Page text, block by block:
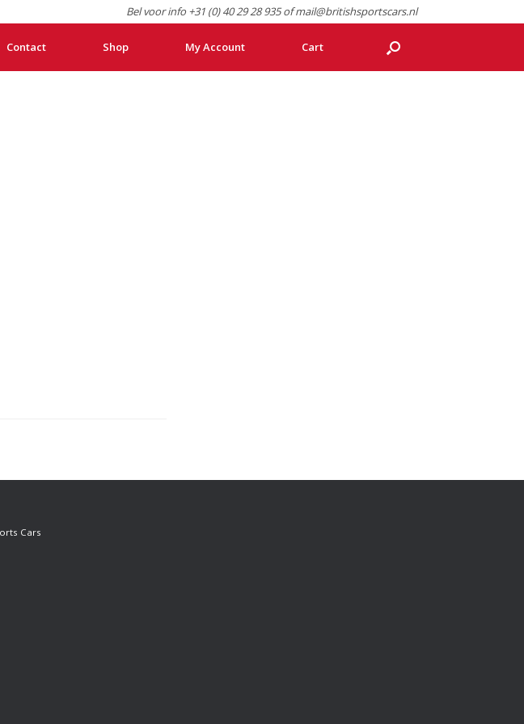
Bel voor info +31 (0) 40 29 28 935 of mail@britishsportscars.nl
Contact Shop My Account Cart
Cars